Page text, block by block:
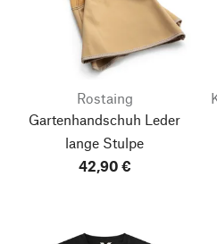
Rostaing
Gartenhandschuh Leder
lange Stulpe
42,90 €